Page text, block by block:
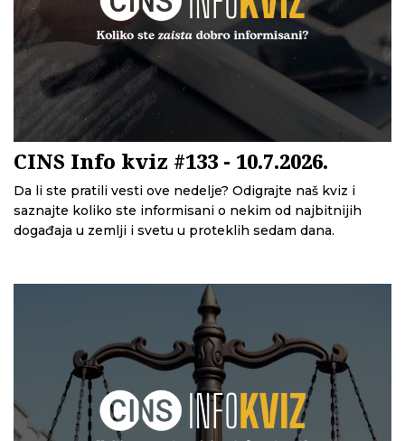
CINS Info kviz #133 - 10.7.2026.
Da li ste pratili vesti ove nedelje? Odigrajte naš kviz i
saznajte koliko ste informisani o nekim od najbitnijih
događaja u zemlji i svetu u proteklih sedam dana.